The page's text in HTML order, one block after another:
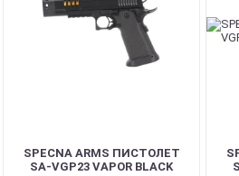
SPECNA ARMS ПИСТОЛЕТ
SA-VGP23 VAPOR BLACK